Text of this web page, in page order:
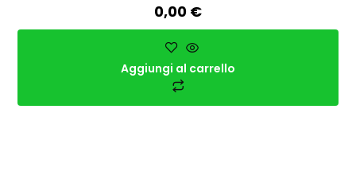
0,00 €
Aggiungi al carrello